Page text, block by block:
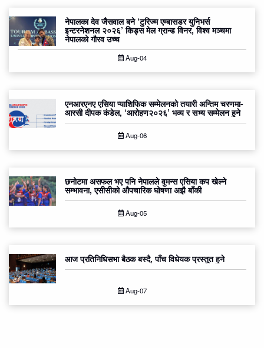
नेपालका देव जैसवाल बने ‘टुरिज्म एम्बासडर युनिभर्स
इन्टरनेशनल २०२६’ किड्स मेल ग्रान्ड विनर, विश्व मञ्चमा
नेपालको गौरव उच्च
Aug-04
एनआरएनए एसिया प्याशिफिक सम्मेलनको तयारी अन्तिम चरणमा-
आरसी दीपक कंडेल, ‘आरोहण२०२६’ भव्य र सभ्य सम्मेलन हुने
Aug-06
छनोटमा असफल भए पनि नेपालले वुमन्स एसिया कप खेल्ने
सम्भावना, एसीसीको औपचारिक घोषणा अझै बाँकी
Aug-05
आज प्रतिनिधिसभा बैठक बस्दै, पाँच विधेयक प्रस्तुत हुने
Aug-07